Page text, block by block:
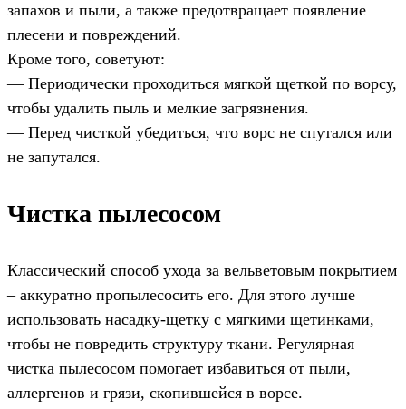
запахов и пыли, а также предотвращает появление
плесени и повреждений.
Кроме того, советуют:
— Периодически проходиться мягкой щеткой по ворсу,
чтобы удалить пыль и мелкие загрязнения.
— Перед чисткой убедиться, что ворс не спутался или
не запутался.
Чистка пылесосом
Классический способ ухода за вельветовым покрытием
– аккуратно пропылесосить его. Для этого лучше
использовать насадку-щетку с мягкими щетинками,
чтобы не повредить структуру ткани. Регулярная
чистка пылесосом помогает избавиться от пыли,
аллергенов и грязи, скопившейся в ворсе.